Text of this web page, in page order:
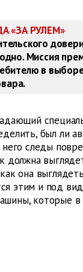
«ЗА РУЛЕМ»
Миссия
в
был ли
следы
должна
она
этим и под
которые в